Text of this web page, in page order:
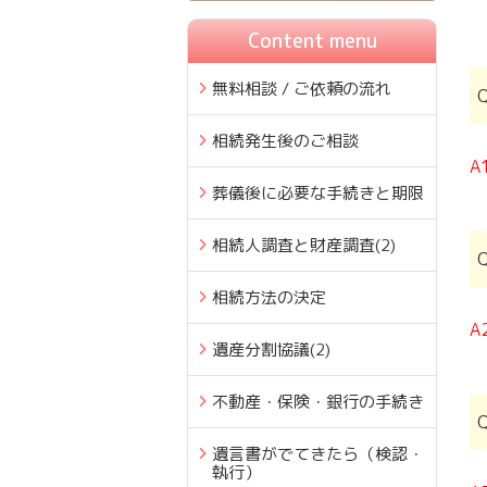
Content menu
無料相談 / ご依頼の流れ
相続発生後のご相談
葬儀後に必要な手続きと期限
相続人調査と財産調査(2)
相続方法の決定
遺産分割協議(2)
不動産・保険・銀行の手続き
遺言書がでてきたら（検認・
執行）